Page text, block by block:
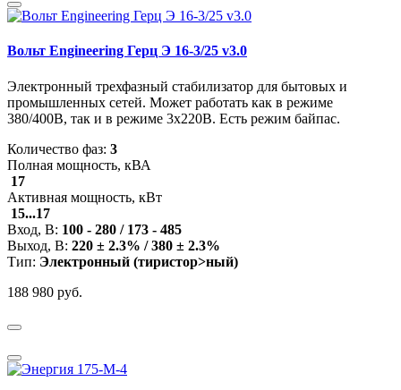
Вольт Engineering Герц Э 16-3/25 v3.0
Электронный трехфазный стабилизатор для бытовых и
промышленных сетей. Может работать как в режиме
380/400В, так и в режиме 3x220В. Есть режим байпас.
Количество фаз: 3
Полная мощность, кВА
17
Активная мощность, кВт
15...17
Вход, В: 100 - 280 / 173 - 485
Выход, В: 220 ± 2.3% / 380 ± 2.3%
Тип: Электронный (тиристор>ный)
188 980 руб.